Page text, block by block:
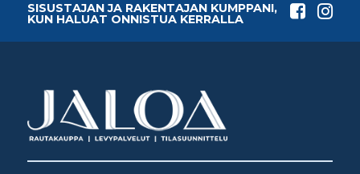
SISUSTAJAN JA RAKENTAJAN KUMPPANI,
KUN HALUAT ONNISTUA KERRALLA